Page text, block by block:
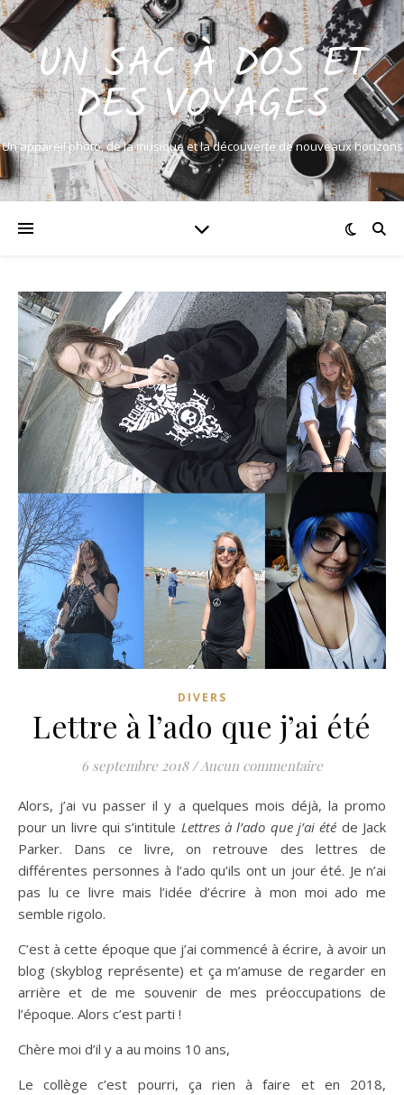
UN SAC À DOS ET
DES VOYAGES
Un appareil photo, de la musique et la découverte de nouveaux horizons
DIVERS
Lettre à l’ado que j’ai été
6 septembre 2018 /Aucun commentaire
Alors, j’ai vu passer il y a quelques mois déjà, la promo
pour un livre qui s’intitule Lettres à l’ado que j’ai été de Jack
Parker. Dans ce livre, on retrouve des lettres de
différentes personnes à l’ado qu’ils ont un jour été. Je n’ai
pas lu ce livre mais l’idée d’écrire à mon moi ado me
semble rigolo.
C’est à cette époque que j’ai commencé à écrire, à avoir un
blog (skyblog représente) et ça m’amuse de regarder en
arrière et de me souvenir de mes préoccupations de
l’époque. Alors c’est parti !
Chère moi d’il y a au moins 10 ans,
Le collège c’est pourri, ça rien à faire et en 2018,